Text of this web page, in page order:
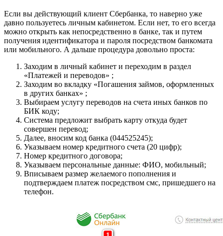
Если вы действующий клиент Сбербанка, то наверно уже
давно пользуетесь личным кабинетом. Если нет, то его всегда
можно открыть как непосредственно в банке, так и путем
получения идентификатора и пароля посредством банкомата
или мобильного. А дальше процедура довольно проста:
Заходим в личный кабинет и переходим в раздел
«Платежей и переводов» ;
Заходим во вкладку «Погашения займов, оформленных
в других банках» ;
Выбираем услугу переводов на счета иных банков по
БИК коду;
Система предложит выбрать карту откуда будет
совершен перевод;
Далее, вносим код банка (044525245);
Указываем номер кредитного счета (20 цифр);
Номер кредитного договора;
Указываем персональные данные: ФИО, мобильный;
Вписываем размер желаемого пополнения и
подтверждаем платеж посредством смс, пришедшего на
телефон.